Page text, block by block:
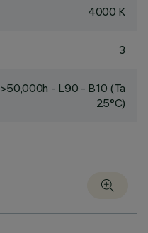
4000 K
3
>50,000h - L90 - B10 (Ta
25°C)